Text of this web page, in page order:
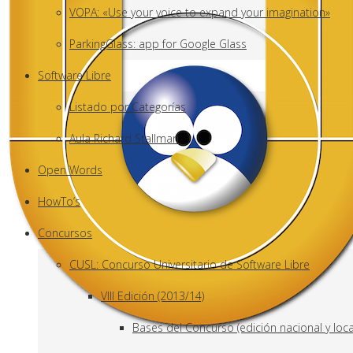
VOPA: «Use your voice to expand your imagination»
ParkingGlass: app for Google Glass
Software Libre
Listado por Categorías
Aula Richard Stallman
Open Words
HowTo’s
Concursos
CUSL: Concurso Universitario de Software Libre
VIII Edición (2013/14)
Bases del Concurso (edición nacional y